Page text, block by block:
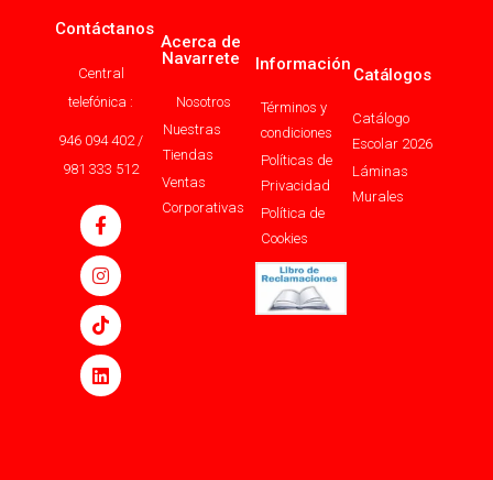
Contáctanos
Central
telefónica :
946 094 402 /
981 333 512
Acerca de
Navarrete
Nosotros
Nuestras
Tiendas
Ventas
Corporativas
Información
Términos y
condiciones
Políticas de
Privacidad
Política de
Cookies
Catálogos
Catálogo
Escolar 2026
Láminas
Murales